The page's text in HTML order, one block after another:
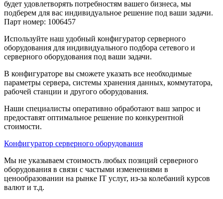
будет удовлетворять потребностям вашего бизнеса, мы
подберем для вас индивидуальное решение под ваши задачи.
Парт номер: 1006457
Используйте наш удобный конфигуратор серверного
оборудования для индивидуального подбора сетевого и
серверного оборудования под ваши задачи.
В конфигураторе вы сможете указать все необходимые
параметры сервера, системы хранения данных, коммутатора,
рабочей станции и другого оборудования.
Наши специалисты оперативно обработают ваш запрос и
предоставят оптимальное решение по конкурентной
стоимости.
Конфигуратор серверного оборудования
Мы не указываем стоимость любых позиций серверного
оборудования в связи с частыми изменениями в
ценообразовании на рынке IT услуг, из-за колебаний курсов
валют и т.д.